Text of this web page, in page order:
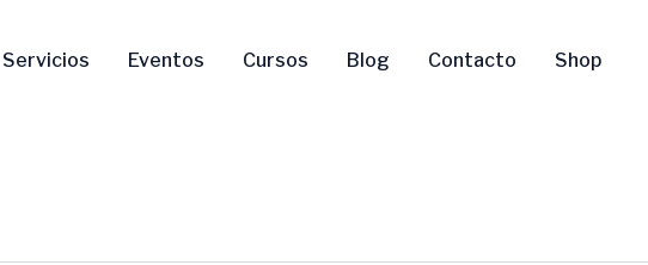
Servicios Eventos Cursos Blog Contacto Shop